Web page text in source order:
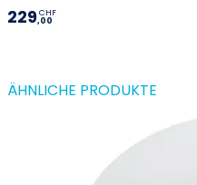
229,00
CHF
ÄHNLICHE PRODUKTE